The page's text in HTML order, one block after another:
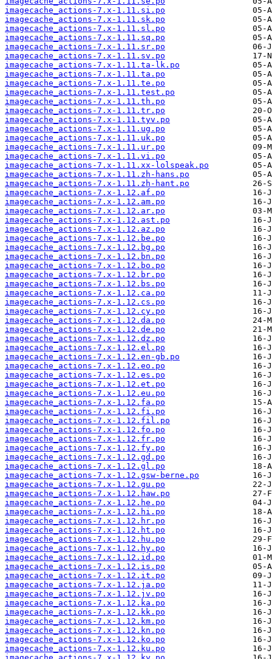
imagecache_actions-7.x-1.11.si.po
imagecache_actions-7.x-1.11.sk.po
imagecache_actions-7.x-1.11.sl.po
imagecache_actions-7.x-1.11.sq.po
imagecache_actions-7.x-1.11.sr.po
imagecache_actions-7.x-1.11.sv.po
imagecache_actions-7.x-1.11.ta-lk.po
imagecache_actions-7.x-1.11.ta.po
imagecache_actions-7.x-1.11.te.po
imagecache_actions-7.x-1.11.test.po
imagecache_actions-7.x-1.11.th.po
imagecache_actions-7.x-1.11.tr.po
imagecache_actions-7.x-1.11.tyv.po
imagecache_actions-7.x-1.11.ug.po
imagecache_actions-7.x-1.11.uk.po
imagecache_actions-7.x-1.11.ur.po
imagecache_actions-7.x-1.11.vi.po
imagecache_actions-7.x-1.11.xx-lolspeak.po
imagecache_actions-7.x-1.11.zh-hans.po
imagecache_actions-7.x-1.11.zh-hant.po
imagecache_actions-7.x-1.12.af.po
imagecache_actions-7.x-1.12.am.po
imagecache_actions-7.x-1.12.ar.po
imagecache_actions-7.x-1.12.ast.po
imagecache_actions-7.x-1.12.az.po
imagecache_actions-7.x-1.12.be.po
imagecache_actions-7.x-1.12.bg.po
imagecache_actions-7.x-1.12.bn.po
imagecache_actions-7.x-1.12.bo.po
imagecache_actions-7.x-1.12.br.po
imagecache_actions-7.x-1.12.bs.po
imagecache_actions-7.x-1.12.ca.po
imagecache_actions-7.x-1.12.cs.po
imagecache_actions-7.x-1.12.cy.po
imagecache_actions-7.x-1.12.da.po
imagecache_actions-7.x-1.12.de.po
imagecache_actions-7.x-1.12.dz.po
imagecache_actions-7.x-1.12.el.po
imagecache_actions-7.x-1.12.en-gb.po
imagecache_actions-7.x-1.12.eo.po
imagecache_actions-7.x-1.12.es.po
imagecache_actions-7.x-1.12.et.po
imagecache_actions-7.x-1.12.eu.po
imagecache_actions-7.x-1.12.fa.po
imagecache_actions-7.x-1.12.fi.po
imagecache_actions-7.x-1.12.fil.po
imagecache_actions-7.x-1.12.fo.po
imagecache_actions-7.x-1.12.fr.po
imagecache_actions-7.x-1.12.fy.po
imagecache_actions-7.x-1.12.gd.po
imagecache_actions-7.x-1.12.gl.po
imagecache_actions-7.x-1.12.gsw-berne.po
imagecache_actions-7.x-1.12.gu.po
imagecache_actions-7.x-1.12.haw.po
imagecache_actions-7.x-1.12.he.po
imagecache_actions-7.x-1.12.hi.po
imagecache_actions-7.x-1.12.hr.po
imagecache_actions-7.x-1.12.ht.po
imagecache_actions-7.x-1.12.hu.po
imagecache_actions-7.x-1.12.hy.po
imagecache_actions-7.x-1.12.id.po
imagecache_actions-7.x-1.12.is.po
imagecache_actions-7.x-1.12.it.po
imagecache_actions-7.x-1.12.ja.po
imagecache_actions-7.x-1.12.jv.po
imagecache_actions-7.x-1.12.ka.po
imagecache_actions-7.x-1.12.kk.po
imagecache_actions-7.x-1.12.km.po
imagecache_actions-7.x-1.12.kn.po
imagecache_actions-7.x-1.12.ko.po
imagecache_actions-7.x-1.12.ku.po